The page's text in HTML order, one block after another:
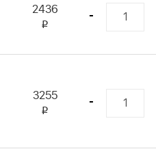
2436
i
-
3255
i
-